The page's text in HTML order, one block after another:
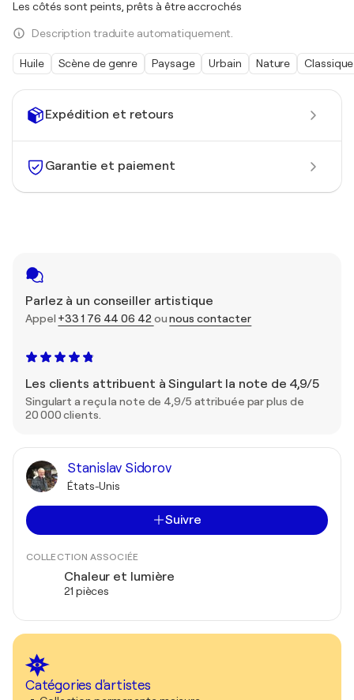
Expédition et retours
Garantie et paiement
Parlez à un conseiller artistique
Appel +33 1 76 44 06 42 ounous contacter
Les clients attribuent à Singulart la note de 4,9/5
Singulart a reçu la note de 4,9/5 attribuée par plus de
20 000 clients.
Stanislav Sidorov
États-Unis
Suivre
COLLECTION ASSOCIÉE
Chaleur et lumière
21 pièces
Catégories d'artistes
Les côtés sont peints, prêts à être accrochés
Description traduite automatiquement.
Huile Scène de genre Paysage Urbain Nature Classique